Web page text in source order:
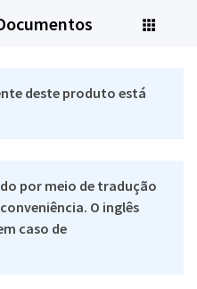
deste produto está
por meio de tradução
O inglês
caso de